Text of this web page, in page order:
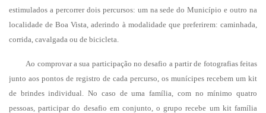
estimulados a percorrer dois percursos: um na sede do Município e outro na
localidade de Boa Vista, aderindo à modalidade que preferirem: caminhada,
corrida, cavalgada ou de bicicleta.
Ao comprovar a sua participação no desafio a partir de fotografias feitas
junto aos pontos de registro de cada percurso, os munícipes recebem um kit
de brindes individual. No caso de uma família, com no mínimo quatro
pessoas, participar do desafio em conjunto, o grupo recebe um kit família